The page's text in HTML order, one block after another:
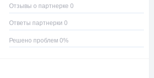
Отзывы о партнерке 0
Ответы партнерки 0
Решено проблем 0%